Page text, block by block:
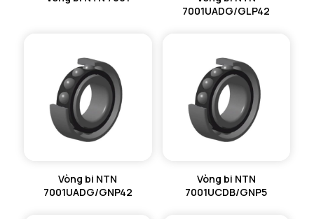
7001UADG/GLP42
Vòng bi NTN
7001UADG/GNP42
Vòng bi NTN
7001UCDB/GNP5